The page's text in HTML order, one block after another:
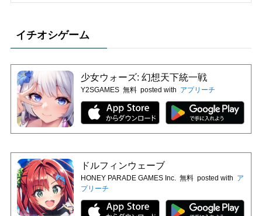
イチオシゲーム
少女ウォーズ: 幻想天下統一戦
Y2SGAMES 無料 posted with アプリーチ
ドルフィンウェーブ
HONEY PARADE GAMES Inc. 無料 posted with ア
プリーチ